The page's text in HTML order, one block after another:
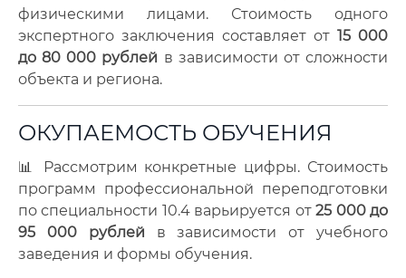
физическими лицами. Стоимость одного
экспертного заключения составляет от 15 000
до 80 000 рублей в зависимости от сложности
объекта и региона.
ОКУПАЕМОСТЬ ОБУЧЕНИЯ
📊 Рассмотрим конкретные цифры. Стоимость
программ профессиональной переподготовки
по специальности 10.4 варьируется от25 000 до
95 000 рублей в зависимости от учебного
заведения и формы обучения.